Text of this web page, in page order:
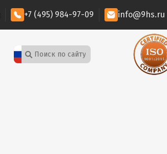
+7 (495) 984-97-09 info@9hs.ru